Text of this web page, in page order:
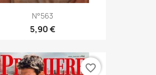
N°563
5,90 €
favorite_border